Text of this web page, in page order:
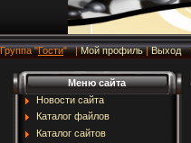
Группа"Гости" |Мой профиль |Выход
Меню сайта
Новости сайта
Каталог файлов
Каталог сайтов